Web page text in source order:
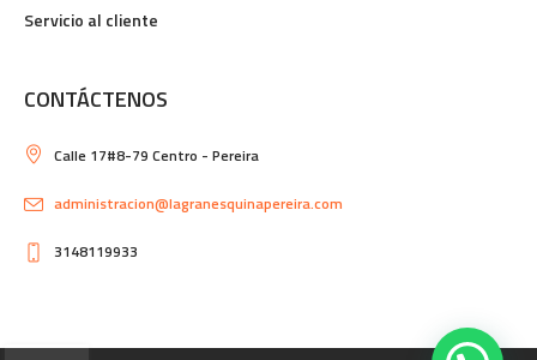
Servicio al cliente
CONTÁCTENOS
Calle 17#8-79 Centro - Pereira
administracion@lagranesquinapereira.com
3148119933